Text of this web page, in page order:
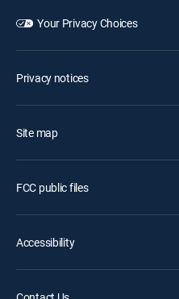
Your Privacy Choices
Privacy notices
Site map
FCC public files
Accessibility